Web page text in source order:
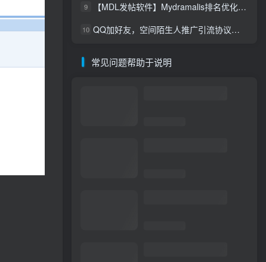
9 【MDL发帖软件】Mydramalis排名优化自动发帖，谷歌排名优化
10 QQ加好友，空间陌生人推广引流协议软件，评论，点赞，留言，发布说说，陌生人访问留痕软件
常见问题帮助于说明